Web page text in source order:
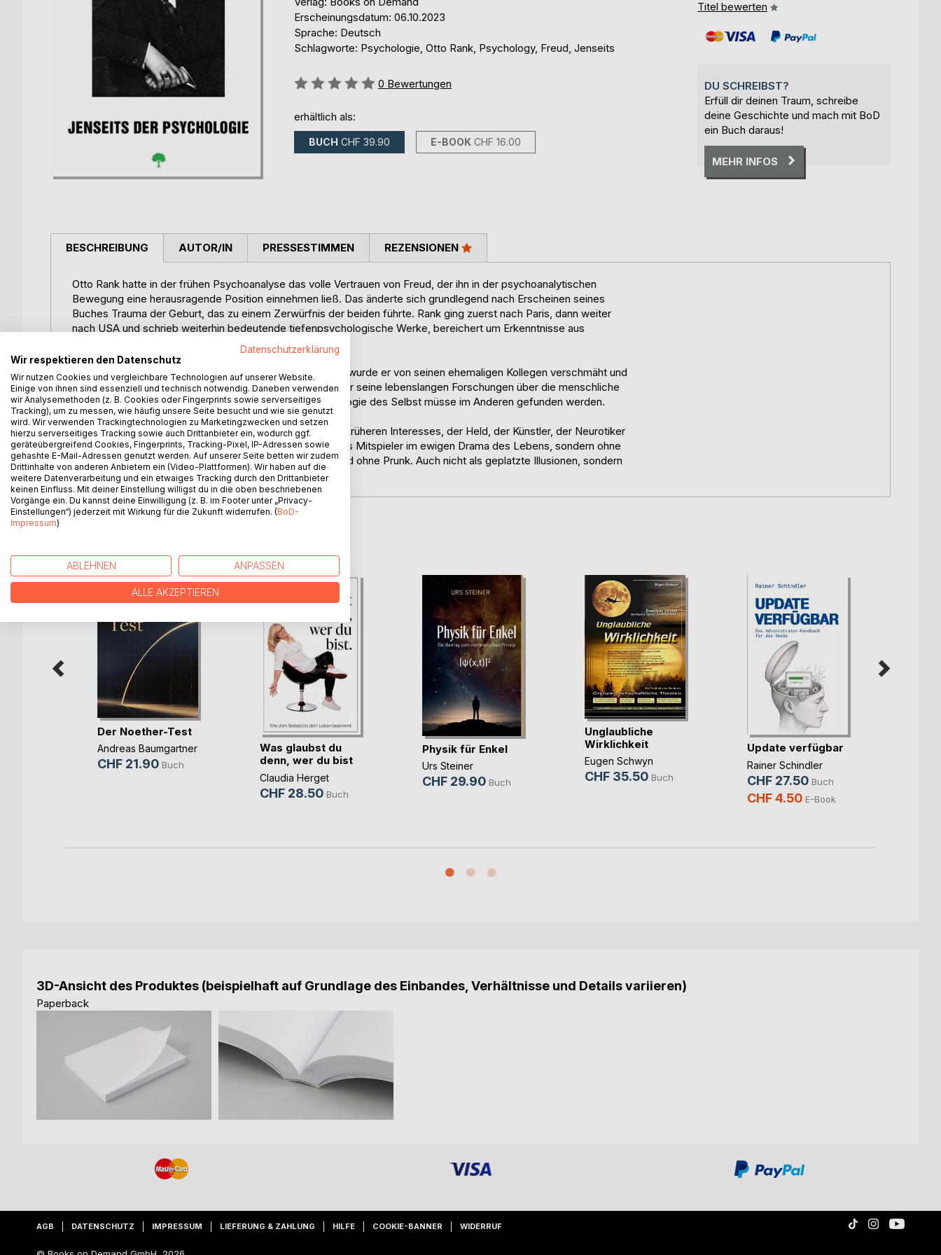
Erscheinungsdatum: 06.10.2023
Sprache: Deutsch
Schlagworte: Psychologie, Otto Rank, Psychology, Freud, Jenseits
Bewertung::
0 Bewertungen
erhältlich als:
BUCH CHF 39.90 E-BOOK CHF 16.00
Titel bewerten
DU SCHREIBST?
Erfüll dir deinen Traum, schreibe
deine Geschichte und mach mit BoD
ein Buch daraus!
MEHR INFOS
BESCHREIBUNG
Otto Rank hatte in der frühen Psychoanalyse das volle Vertrauen von Freud, der ihn in der psychoanalytischen
Bewegung eine herausragende Position einnehmen ließ. Das änderte sich grundlegend nach Erscheinen seines
Buches Trauma der Geburt, das zu einem Zerwürfnis der beiden führte. Rank ging zuerst nach Paris, dann weiter
nach USA und schrieb weiterhin bedeutende tiefenpsychologische Werke, bereichert um Erkenntnisse aus
Philosophie, Literatur und Ethnologie.
Amerika sollte seine neue Heimat werden, aber auch hier wurde er von seinen ehemaligen Kollegen verschmäht und
verleugnet. In dem Buch Jenseits der Psychologie fasst er seine lebenslangen Forschungen über die menschliche
Psyche zusammen. Seine Überzeugung war, die Psychologie des Selbst müsse im Anderen gefunden werden.
Mein Lebenswerk ist beendet. Die Gegenstände meines früheren Interesses, der Held, der Künstler, der Neurotiker
erscheinen nochmals auf der Bühne, und zwar nicht nur als Mitspieler im ewigen Drama des Lebens, sondern ohne
Maske, nachdem der Vorhang gefallen ist, unbekleidet und ohne Prunk. Auch nicht als geplatzte Illusionen, sondern
als menschliche Wesen, die keines Interpreten bedürfen.
AUTOR/IN PRESSESTIMMEN REZENSIONEN
Der Noether-Test
Andreas Baumgartner
CHF 21.90 Buch
Was glaubst du
denn, wer du bist
Claudia Herget
CHF 28.50 Buch
Physik für Enkel
Urs Steiner
CHF 29.90 Buch
Unglaubliche
Wirklichkeit
Eugen Schwyn
CHF 35.50 Buch
Update verfügbar
Rainer Schindler
CHF 27.50 Buch
CHF 4.50 E-Book
3D-Ansicht des Produktes (beispielhaft auf Grundlage des Einbandes, Verhältnisse und Details variieren)
Paperback
AGB DATENSCHUTZ IMPRESSUM LIEFERUNG & ZAHLUNG HILFE COOKIE-BANNER WIDERRUF
Datenschutzerklärung
Wir respektieren den Datenschutz
Wir nutzen Cookies und vergleichbare Technologien auf unserer Website.
Einige von ihnen sind essenziell und technisch notwendig. Daneben verwenden
wir Analysemethoden (z. B. Cookies oder Fingerprints sowie serverseitiges
Tracking), um zu messen, wie häufig unsere Seite besucht und wie sie genutzt
wird. Wir verwenden Trackingtechnologien zu Marketingzwecken und setzen
hierzu serverseitiges Tracking sowie auch Drittanbieter ein, wodurch ggf.
geräteübergreifend Cookies, Fingerprints, Tracking-Pixel, IP-Adressen sowie
gehashte E-Mail-Adressen genutzt werden. Auf unserer Seite betten wir zudem
Drittinhalte von anderen Anbietern ein (Video-Plattformen). Wir haben auf die
weitere Datenverarbeitung und ein etwaiges Tracking durch den Drittanbieter
keinen Einfluss. Mit deiner Einstellung willigst du in die oben beschriebenen
Vorgänge ein. Du kannst deine Einwilligung (z. B. im Footer unter „Privacy-
Einstellungen“) jederzeit mit Wirkung für die Zukunft widerrufen. (BoD-
Impressum)
ABLEHNEN ANPASSEN
ALLE AKZEPTIEREN